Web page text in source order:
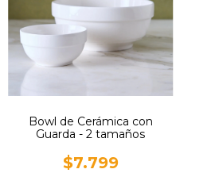
Bowl de Cerámica con
Guarda - 2 tamaños
$7.799